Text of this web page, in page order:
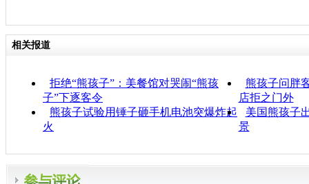
相关报道
拒绝“熊孩子”：美餐馆对哭闹“熊孩
子”下逐客令
熊孩子问胖
店拒之门外
熊孩子试验用锤子砸手机电池突爆炸起
火
美国熊孩子
景